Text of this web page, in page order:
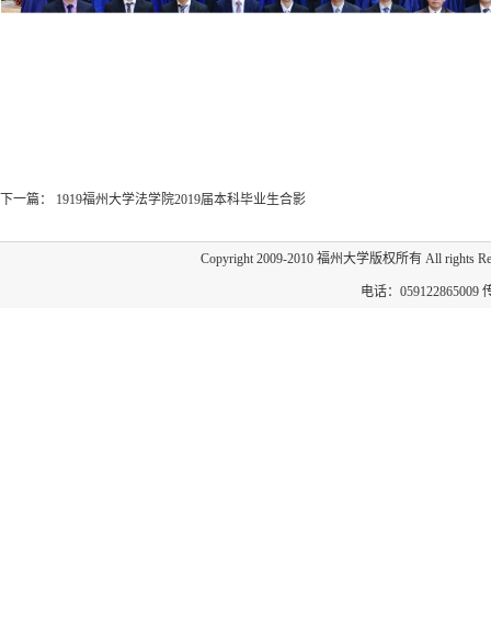
下一篇： 1919福州大学法学院2019届本科毕业生合影
Copyright 2009-2010 福州大学版权所有 All rights
电话：059122865009